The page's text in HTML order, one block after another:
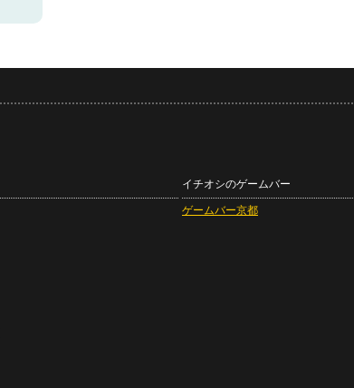
イチオシのゲームバー
ゲームバー京都